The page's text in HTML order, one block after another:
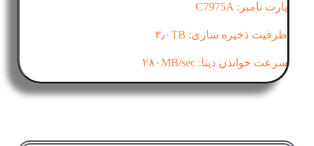
پارت نامبر: C7975A
ظرفیت ذخیره سازی: ۳٫۰TB
سرعت خواندن دیتا: ۲۸۰MB/sec